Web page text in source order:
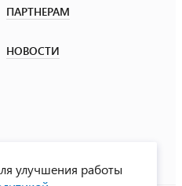
ПАРТНЕРАМ
НОВОСТИ
улучшения работы